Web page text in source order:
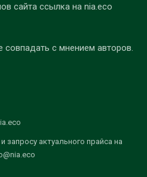
сайта ссылка на nia.eco
с мнением авторов.
актуального прайса на